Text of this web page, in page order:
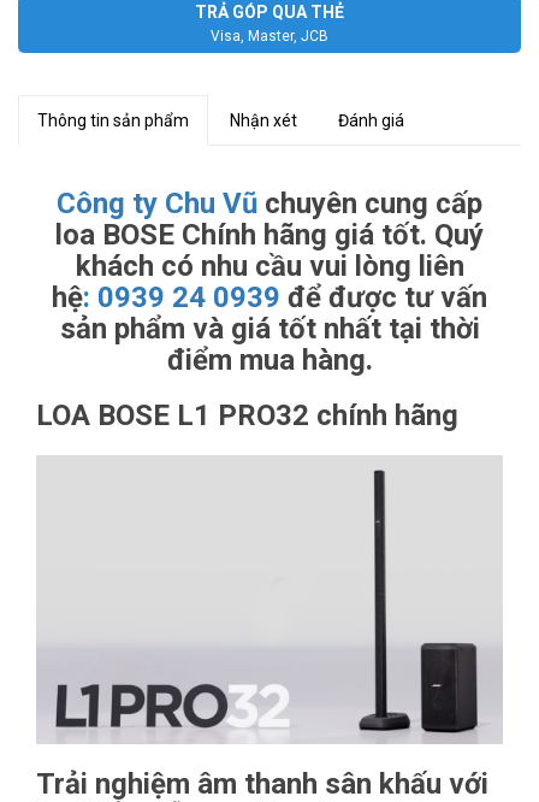
TRẢ GÓP QUA THẺ
Visa, Master, JCB
Thông tin sản phẩm Nhận xét Đánh giá
Công ty Chu Vũ chuyên cung cấp
loa BOSE Chính hãng giá tốt. Quý
khách có nhu cầu vui lòng liên
hệ: 0939 24 0939 để được tư vấn
sản phẩm và giá tốt nhất tại thời
điểm mua hàng.
LOA BOSE L1 PRO32 chính hãng
Trải nghiệm âm thanh sân khấu với